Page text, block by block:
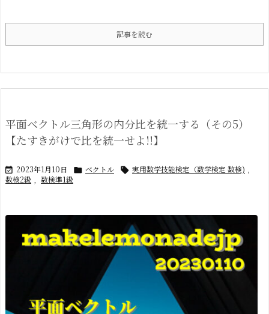
記事を読む
平面ベクトル三角形の内分比を統一する（その5）
【たすきがけで比を統一せよ!!】
 2023年1月10日  ベクトル  実用数学技能検定（数学検定 数検)
数検2級
数検準1級